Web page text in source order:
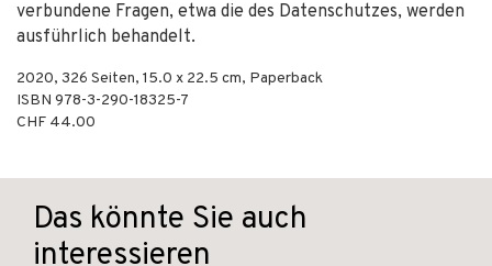
verbundene Fragen, etwa die des Datenschutzes, werden
ausführlich behandelt.
2020, 326 Seiten, 15.0 x 22.5 cm, Paperback
ISBN 978-3-290-18325-7
CHF 44.00
Das könnte Sie auch
interessieren